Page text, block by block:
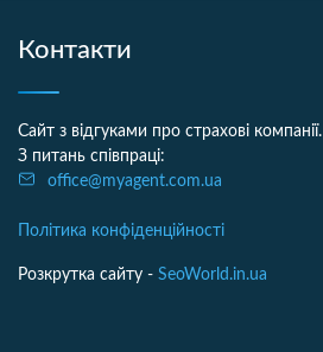
Контакти
Сайт з відгуками про страхові компанії.
З питань співпраці:
office@myagent.com.ua
Політика конфіденційності
Розкрутка сайту - SeoWorld.in.ua